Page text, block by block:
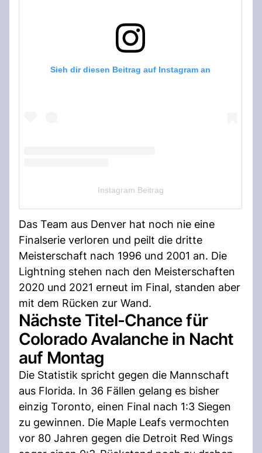
Sieh dir diesen Beitrag auf Instagram an
Instagram Beitrag
Das Team aus Denver hat noch nie eine
Finalserie verloren und peilt die dritte
Meisterschaft nach 1996 und 2001 an. Die
Lightning stehen nach den Meisterschaften
2020 und 2021 erneut im Final, standen aber
mit dem Rücken zur Wand.
Nächste Titel-Chance für
Colorado Avalanche in Nacht
auf Montag
Die Statistik spricht gegen die Mannschaft
aus Florida. In 36 Fällen gelang es bisher
einzig Toronto, einen Final nach 1:3 Siegen
zu gewinnen. Die Maple Leafs vermochten
vor 80 Jahren gegen die Detroit Red Wings